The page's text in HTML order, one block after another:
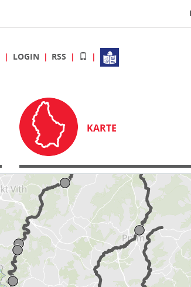
LOGIN RSS
KARTE